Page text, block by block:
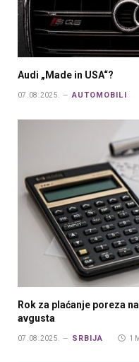
Audi „Made in USA“?
07.08.2025. AUTOMOBILI
Rok za plaćanje poreza
avgusta
07.08.2025. SRBIJA 1